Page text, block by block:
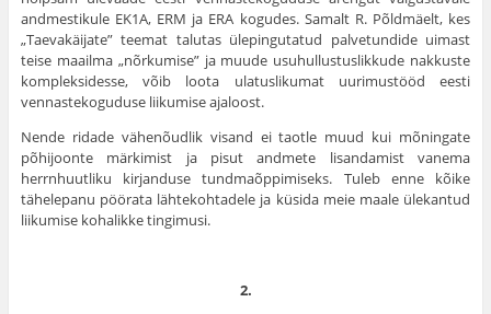
andmestikule EK1A, ERM ja ERA kogudes. Samalt R. Põldmäelt, kes
„Taevakäijate” teemat talutas ülepingutatud pal­vetundide uimast
teise maailma „nõrkumise” ja muude usuhullustuslikkude nakkuste
kompleksidesse, võib loota ulatuslikumat uurimustööd eesti
vennastekoguduse liikumise ajaloost.
Nende ridade vähenõudlik visand ei taotle muud kui mõnin­gate
põhijoonte märkimist ja pisut andmete lisandamist vanema
herrnhuutliku kirjanduse tundmaõppimiseks. Tuleb enne kõike
tähelepanu pöörata lähtekohtadele ja küsida meie maale ülekan­tud
liikumise kohalikke tingimusi.
2.